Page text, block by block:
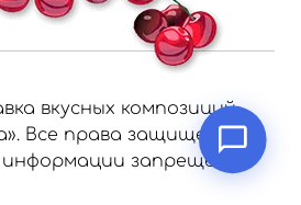
вкусных композиций
Все права защищены.
запрещено.